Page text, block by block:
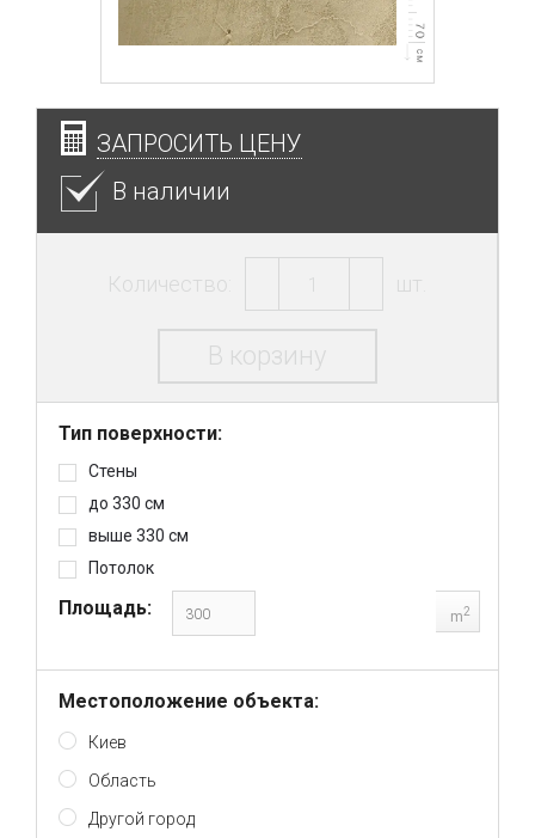
ЗАПРОСИТЬ ЦЕНУ
В наличии
Количество: шт.
В корзину
Тип поверхности:
Стены
до 330 см
выше 330 см
Потолок
Площадь: m2
Местоположение объекта:
Киев
Область
Другой город